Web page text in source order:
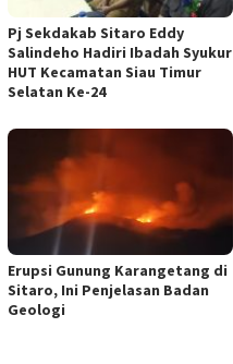
Pj Sekdakab Sitaro Eddy
Salindeho Hadiri Ibadah Syukur
HUT Kecamatan Siau Timur
Selatan Ke-24
Erupsi Gunung Karangetang di
Sitaro, Ini Penjelasan Badan
Geologi